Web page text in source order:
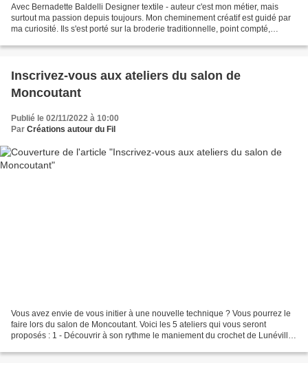
Avec Bernadette Baldelli Designer textile - auteur c'est mon métier, mais
surtout ma passion depuis toujours. Mon cheminement créatif est guidé par
ma curiosité. Ils s'est porté sur la broderie traditionnelle, point compté,
Inscrivez-vous aux ateliers du salon de
Moncoutant
Publié le 02/11/2022 à 10:00
Par Créations autour du Fil
Vous avez envie de vous initier à une nouvelle technique ? Vous pourrez le
faire lors du salon de Moncoutant. Voici les 5 ateliers qui vous seront
proposés : 1 - Découvrir à son rythme le maniement du crochet de Lunéville